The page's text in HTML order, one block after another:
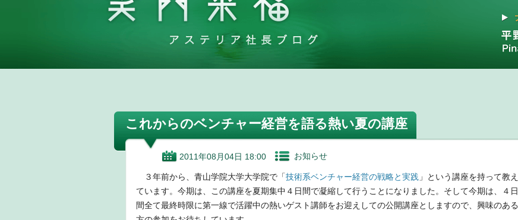
これからのベンチャー経営を語る熱い夏の講座
2011年08月04日 18:00 お知らせ
３年前から、青山学院大学大学院で「技術系ベンチャー経営の戦略と実践 」という講座を持って教え
ています。今期は、この講座を夏期集中４日間で凝縮して行うことになりました。そして今期は、４日
間全て最終時限に第一線で活躍中の熱いゲスト講師をお迎えしての公開講座としますので、興味のある